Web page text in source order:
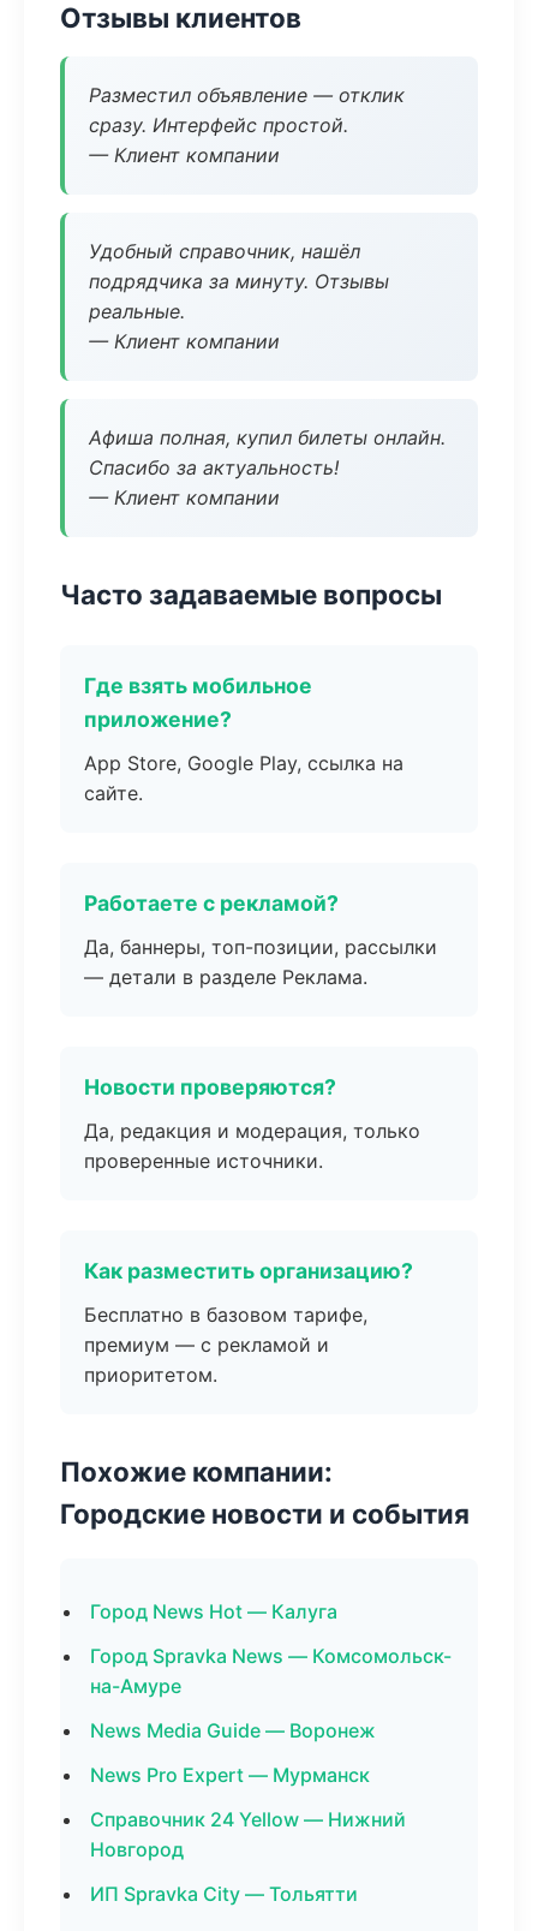
Отзывы клиентов
Разместил объявление — отклик
сразу. Интерфейс простой.
— Клиент компании
Удобный справочник, нашёл
подрядчика за минуту. Отзывы
реальные.
— Клиент компании
Афиша полная, купил билеты онлайн.
Спасибо за актуальность!
— Клиент компании
Часто задаваемые вопросы
Где взять мобильное
приложение?
App Store, Google Play, ссылка на
сайте.
Работаете с рекламой?
Да, баннеры, топ-позиции, рассылки
— детали в разделе Реклама.
Новости проверяются?
Да, редакция и модерация, только
проверенные источники.
Как разместить организацию?
Бесплатно в базовом тарифе,
премиум — с рекламой и
приоритетом.
Похожие компании:
Городские новости и события
Город News Hot — Калуга
Город Spravka News — Комсомольск-
на-Амуре
News Media Guide — Воронеж
News Pro Expert — Мурманск
Справочник 24 Yellow — Нижний
Новгород
ИП Spravka City — Тольятти